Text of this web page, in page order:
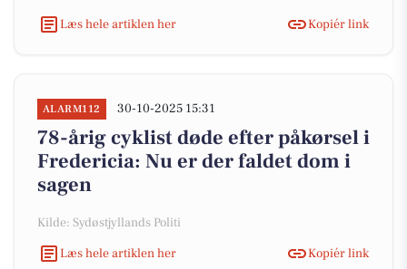
Læs hele artiklen her
Kopiér link
ALARM112 30-10-2025 15:31
78-årig cyklist døde efter påkørsel i
Fredericia: Nu er der faldet dom i
sagen
Kilde: Sydøstjyllands Politi
Læs hele artiklen her
Kopiér link